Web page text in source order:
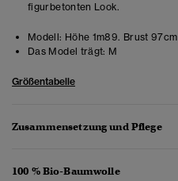
figurbetonten Look.
Modell: Höhe 1m89. Brust 97cm
Das Model trägt: M
Größentabelle
Zusammensetzung und Pflege
100 % Bio-Baumwolle